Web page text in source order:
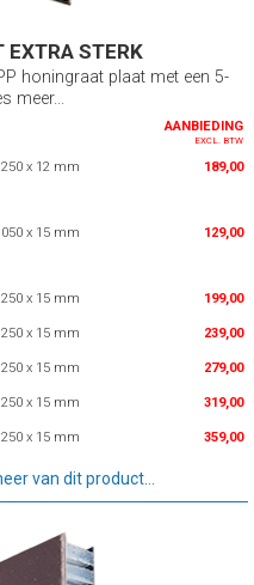
EXTRA STERK
honingraat plaat met een 5-
meer...
AANBIEDING
EXCL. BTW
x 12 mm 189,00
x 15 mm 129,00
x 15 mm 199,00
x 15 mm 239,00
x 15 mm 279,00
x 15 mm 319,00
x 15 mm 359,00
van dit product...